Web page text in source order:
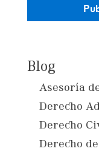
Blog
Asesoría
Derecho
Derecho
Derecho